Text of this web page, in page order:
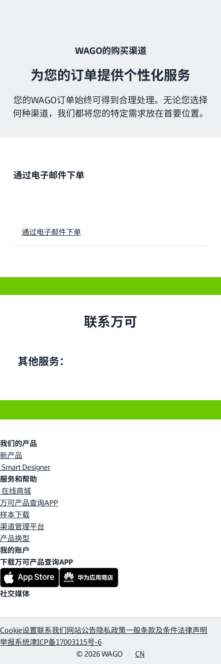
WAGO的购买渠道
为您的订单提供个性化服务
您的WAGO订单始终可得到合理处理。无论您选择
何种渠道，我们都将您的特定需求放在首要位置。
通过电子邮件下单
通过电子邮件下单
联系万可
其他服务：
我们的产品
新产品
Smart Designer
服务和帮助
在线商城
万可产品查询APP
样本下载
渠道管理平台
产品换型
我的账户
下载万可产品查询APP
社交媒体
Cookie设置联系我们网站公告隐私政策一般条款及条件法律声明
举报系统津ICP备17003115号-6
© 2026 WAGO
CN